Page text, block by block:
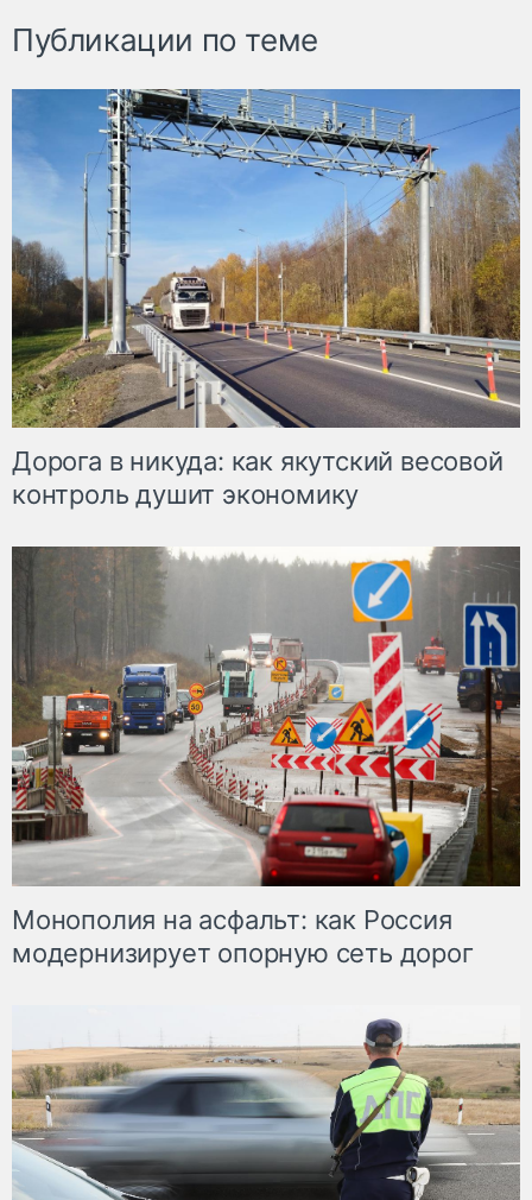
Публикации по теме
Дорога в никуда: как якутский весовой
контроль душит экономику
Монополия на асфальт: как Россия
модернизирует опорную сеть дорог